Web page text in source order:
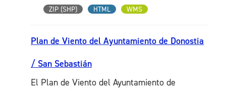
ZIP (SHP) HTML WMS
Plan de Viento del Ayuntamiento de Donostia
/ San Sebastián
El Plan de Viento del Ayuntamiento de